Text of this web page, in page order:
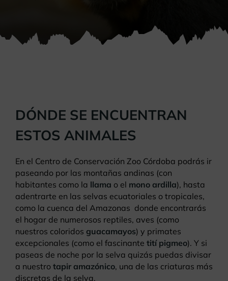
DÓNDE SE ENCUENTRAN
ESTOS ANIMALES
En el Centro de Conservación Zoo Córdoba podrás ir
paseando por las montañas andinas (con
habitantes como la llama o el mono ardilla), hasta
adentrarte en las selvas ecuatoriales o tropicales,
como la cuenca del Amazonas donde encontrarás
el hogar de numerosos reptiles, aves (como
nuestros coloridos guacamayos) y primates
excepcionales (como el fascinante tití pigmeo). Y si
paseas de noche por la selva quizás puedas divisar
a nuestro tapir amazónico, una de las criaturas más
discretas de la selva.